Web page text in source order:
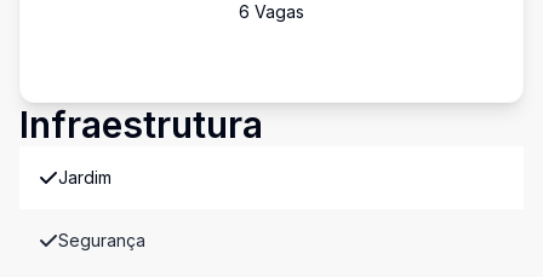
6 Vagas
Infraestrutura
Jardim
Segurança